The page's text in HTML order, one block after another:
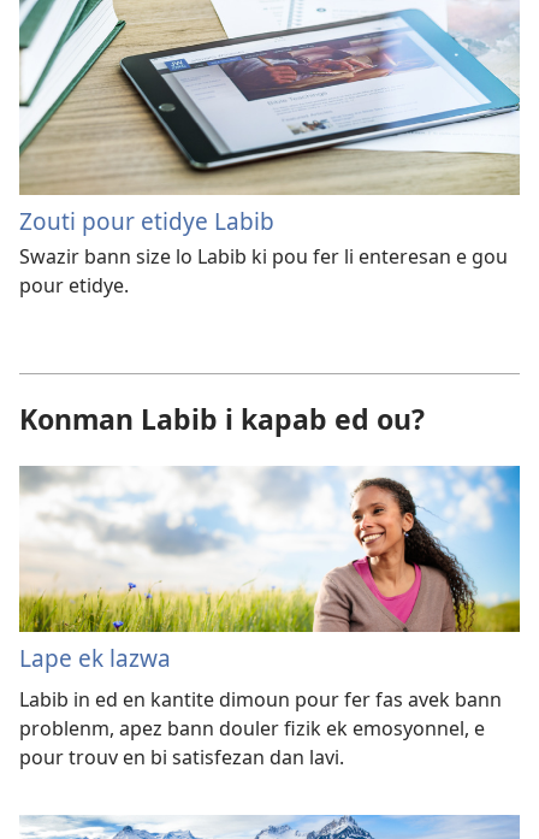
Zouti pour etidye Labib
Swazir bann size lo Labib ki pou fer li enteresan e gou
pour etidye.
Konman Labib i kapab ed ou?
Lape ek lazwa
Labib in ed en kantite dimoun pour fer fas avek bann
problenm, apez bann douler fizik ek emosyonnel, e
pour trouv en bi satisfezan dan lavi.